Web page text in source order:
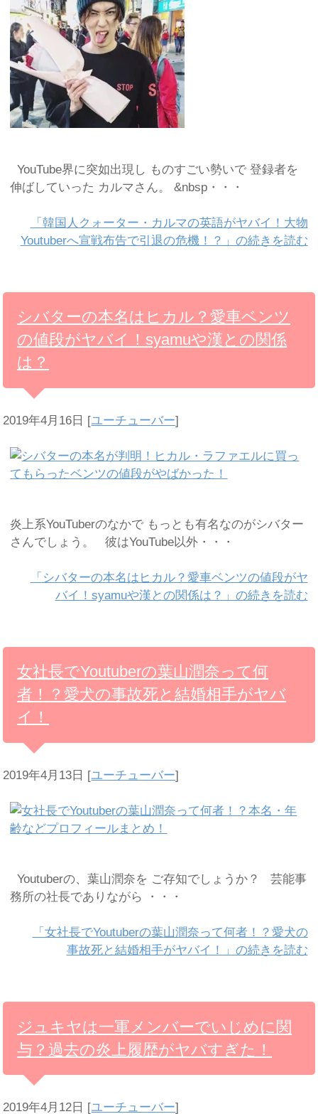
YouTube界に突如出現し ものすごい勢いで 登録者を
伸ばしていった カルマさん。 &nbsp・・・
「韓国人クォーター・カルマの英語がヤバイ！大物
Youtuberへ宣戦布告で引退の危機！？」の続きを読む
シバターの本名はヒカル？愛車ベンツ
の値段がヤバイ！syamuや漢との関係
は？
2019年4月16日 [ユーチューバー]
炎上系YouTuberのなかで もっとも有名なのがシバター
さんでしょう。 彼はYouTube以外・・・
「シバターの本名はヒカル？愛車ベンツの値段がヤ
バイ！syamuや漢との関係は？」の続きを読む
女社長でYoutuberの葉山潤奈って何
者！？愛犬の事故死と結婚相手がヤバ
イ！
2019年4月13日 [ユーチューバー]
Youtuberの、葉山潤奈を ご存知でしょうか？ 芸能事
務所の社長でありながら ・・・
「女社長でYoutuberの葉山潤奈って何者！？愛犬の
事故死と結婚相手がヤバイ！」の続きを読む
ジュキヤは一軍メンバーでいじめに関
与？過去の炎上履歴がヤバすぎた！
2019年4月12日 [ユーチューバー]